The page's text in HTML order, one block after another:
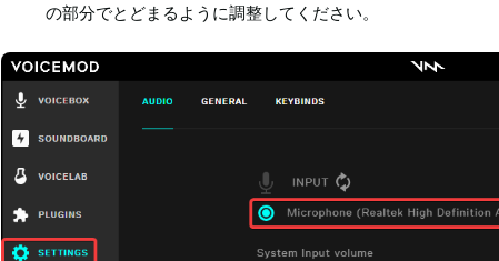
の部分でとどまるように調整してください。